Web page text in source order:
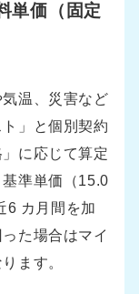
単価（固定
温、災害など
」と個別契約
に応じて算定
準単価（15.0
6 カ月間を加
た場合はマイ
ます。